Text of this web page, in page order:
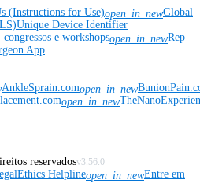
(Instructions for Use)open_in_newGlobal
Unique Device Identifier
e workshopsopen_in_newRep
App
AnkleSprain.comopen_in_new
open_in_new
reservadosv3.56.0
Ethics Helplineopen_in_newEntre em